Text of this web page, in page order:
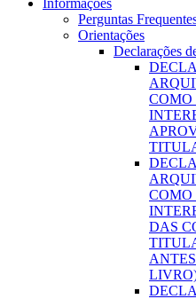
Informações
Perguntas
Orientações
Declarações
COMO
COMO
DAS